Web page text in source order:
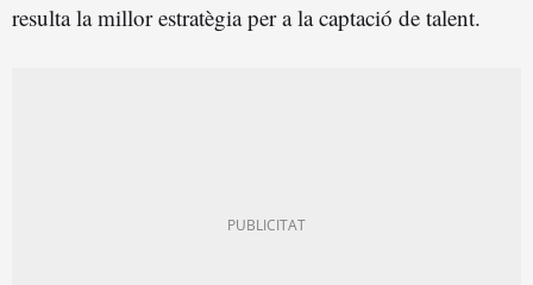
resulta la millor estratègia per a la captació de talent.